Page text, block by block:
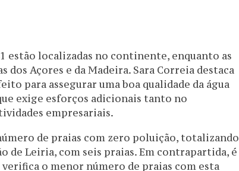
estão localizadas no continente, enquanto as
Açores e da Madeira. Sara Correia destaca
para assegurar uma boa qualidade da água
exige esforços adicionais tanto no
empresariais.
de praias com zero poluição, totalizando
de Leiria, com seis praias. Em contrapartida, é
verifica o menor número de praias com esta